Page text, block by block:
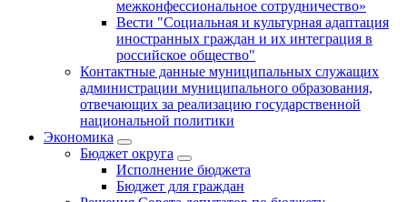
межконфессиональное сотрудничество»
Вести "Социальная и культурная адаптация
иностранных граждан и их интеграция в
российское общество"
Контактные данные муниципальных служащих
администрации муниципального образования,
отвечающих за реализацию государственной
национальной политики
Экономика
Бюджет округa
Исполнение бюджета
Бюджет для граждан